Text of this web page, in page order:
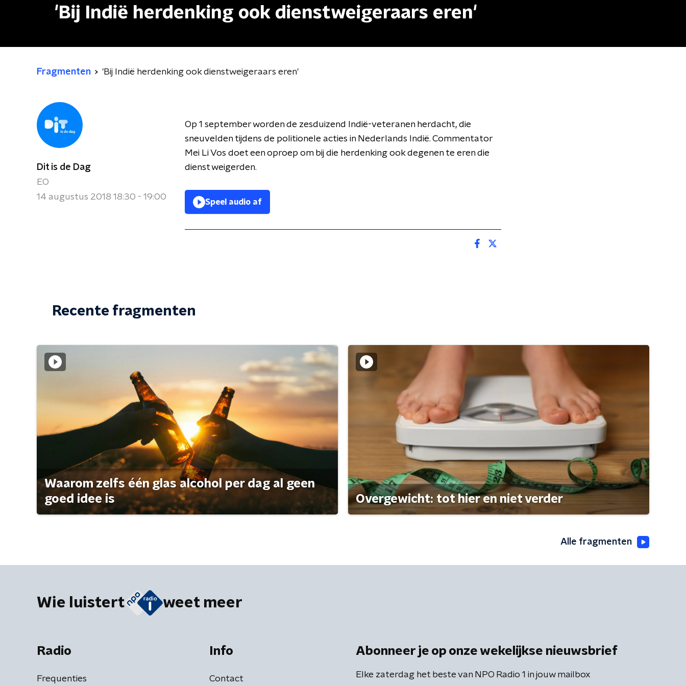
'Bij Indië herdenking ook dienstweigeraars eren'
Fragmenten 'Bij Indië herdenking ook dienstweigeraars eren'
Dit is de Dag
EO
14 augustus 2018 18:30 - 19:00
Op 1 september worden de zesduizend Indië-veteranen herdacht, die
sneuvelden tijdens de politionele acties in Nederlands Indië. Commentator
Mei Li Vos doet een oproep om bij die herdenking ook degenen te eren die
dienst weigerden.
Speel audio af
Recente fragmenten
Waarom zelfs één glas alcohol per dag al geen
goed idee is
Overgewicht: tot hier en niet verder
Alle fragmenten
Wie luistert weet meer
Radio
Frequenties
Info
Contact
Abonneer je op onze wekelijkse nieuwsbrief
Elke zaterdag het beste van NPO Radio 1 in jouw mailbox